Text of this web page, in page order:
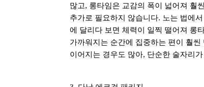
많고, 롱타임은 교감의 폭이 넓어져 훨
추가로 필요하지 않습니다. 노는 법에
에 달리다 보면 체력이 일찍 떨어져 롱
가까워지는 순간에 집중하는 편이 훨씬
이어지는 경우도 많아, 단순한 술자리